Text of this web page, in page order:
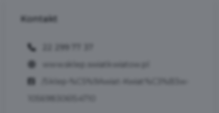
Kontakt